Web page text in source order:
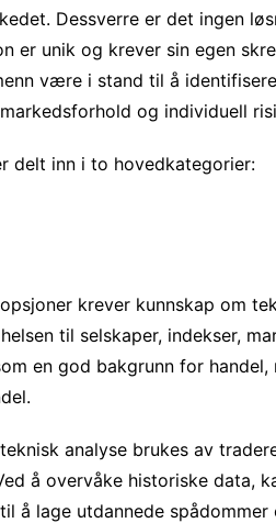
Dessverre er det ingen
er unik og krever sin egen
være i stand til å
og individuell
delt inn i to hovedkategorier:
krever kunnskap om
til selskaper, indekser,
en god bakgrunn for
analyse brukes av
å overvåke historiske data,
å lage utdannede